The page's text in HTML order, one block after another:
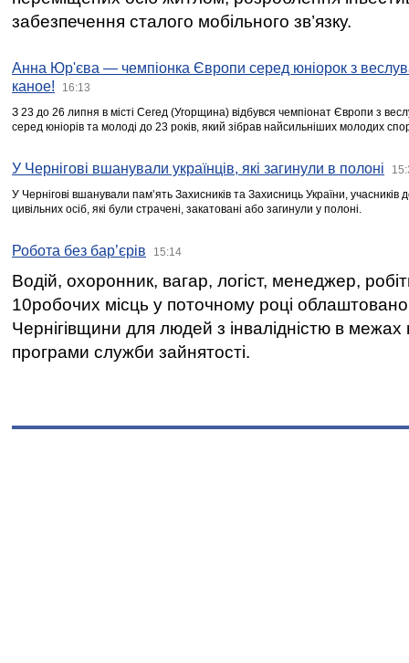
забезпечення сталого мобільного зв’язку.
Анна Юр'єва — чемпіонка Європи серед юніорок з
каное!
16:13
З 23 до 26 липня в місті Сегед (Угорщина) відбувся чемпіонат Європи з
серед юніорів та молоді до 23 років, який зібрав найсильніших молодих
У Чернігові вшанували українців, які загинули в полоні
У Чернігові вшанували пам’ять Захисників та Захисниць України,
цивільних осіб, які були страчені, закатовані або загинули у полоні.
Робота без бар’єрів 15:14
Водій, охоронник, вагар, логіст, менеджер,
10робочих місць у поточному році
Чернігівщини для людей з інвалідністю в межах
програми служби зайнятості.